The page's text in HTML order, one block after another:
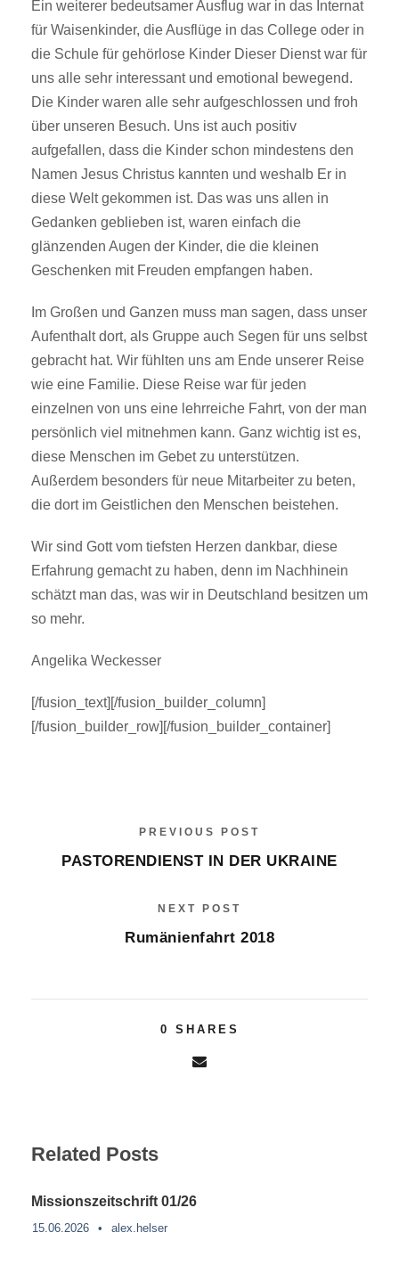
Ein weiterer bedeutsamer Ausflug war in das Internat
für Waisenkinder, die Ausflüge in das College oder in
die Schule für gehörlose Kinder Dieser Dienst war für
uns alle sehr interessant und emotional bewegend.
Die Kinder waren alle sehr aufgeschlossen und froh
über unseren Besuch. Uns ist auch positiv
aufgefallen, dass die Kinder schon mindestens den
Namen Jesus Christus kannten und weshalb Er in
diese Welt gekommen ist. Das was uns allen in
Gedanken geblieben ist, waren einfach die
glänzenden Augen der Kinder, die die kleinen
Geschenken mit Freuden empfangen haben.
Im Großen und Ganzen muss man sagen, dass unser
Aufenthalt dort, als Gruppe auch Segen für uns selbst
gebracht hat. Wir fühlten uns am Ende unserer Reise
wie eine Familie. Diese Reise war für jeden
einzelnen von uns eine lehrreiche Fahrt, von der man
persönlich viel mitnehmen kann. Ganz wichtig ist es,
diese Menschen im Gebet zu unterstützen.
Außerdem besonders für neue Mitarbeiter zu beten,
die dort im Geistlichen den Menschen beistehen.
Wir sind Gott vom tiefsten Herzen dankbar, diese
Erfahrung gemacht zu haben, denn im Nachhinein
schätzt man das, was wir in Deutschland besitzen um
so mehr.
Angelika Weckesser
[/fusion_text][/fusion_builder_column]
[/fusion_builder_row][/fusion_builder_container]
PREVIOUS POST
PASTORENDIENST IN DER UKRAINE
NEXT POST
Rumänienfahrt 2018
0 SHARES
Related Posts
Missionszeitschrift 01/26
15.06.2026 • alex.helser